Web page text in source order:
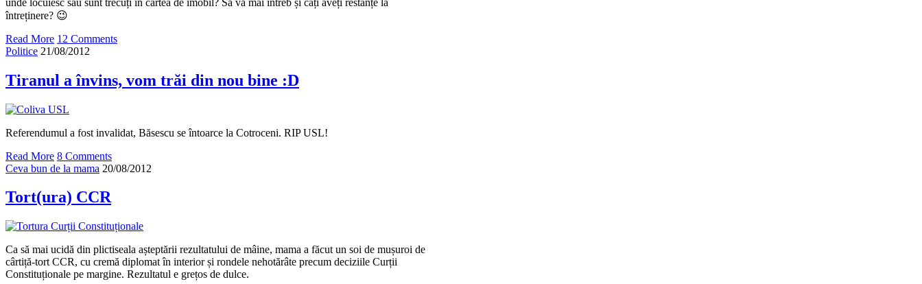
întreținere? 😉
Read More 12 Comments
Politice 21/08/2012
Tiranul a învins, vom trăi din nou bine :D
Referendumul a fost invalidat, Băsescu se întoarce la Cotroceni. RIP USL!
Read More 8 Comments
Ceva bun de la mama 20/08/2012
Tort(ura) CCR
Ca să mai ucidă din plictiseala așteptării rezultatului de mâine, mama a făcut un soi de mușuroi de
cârtiță-tort CCR, cu cremă diplomat în interior și rondele nehotărâte precum deciziile Curții
Constituționale pe margine. Rezultatul e grețos de dulce.